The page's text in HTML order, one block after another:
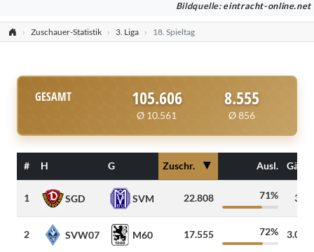
Bildquelle: eintracht-online.net
Zuschauer-Statistik 3. Liga 18. Spieltag
GESAMT 105.606
Ø 10.561
8.555
Ø 856
# H G Zuschr. ▼ Ausl. Gäste
1 SGD SVM 22.808 71% 350
2 SVW07 M60 17.555 72% 3.000